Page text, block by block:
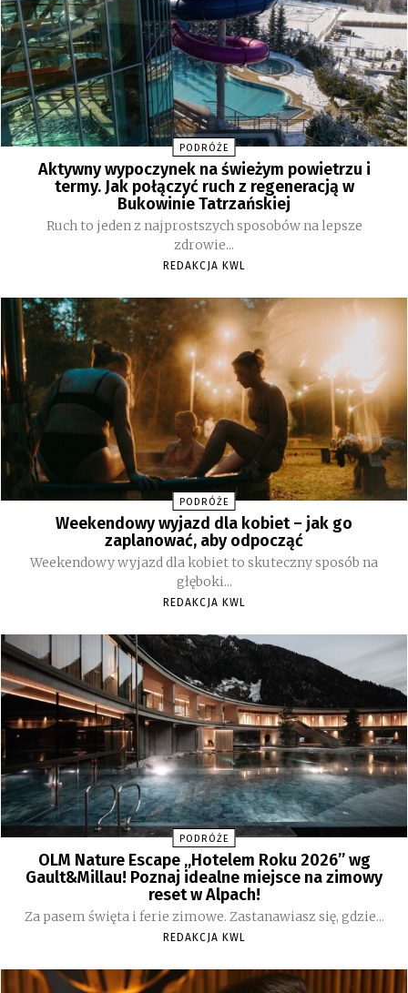
PODRÓŻE
Aktywny wypoczynek na świeżym powietrzu i
termy. Jak połączyć ruch z regeneracją w
Bukowinie Tatrzańskiej
Ruch to jeden z najprostszych sposobów na lepsze
zdrowie...
REDAKCJA KWL
PODRÓŻE
Weekendowy wyjazd dla kobiet – jak go
zaplanować, aby odpocząć
Weekendowy wyjazd dla kobiet to skuteczny sposób na
głęboki...
REDAKCJA KWL
PODRÓŻE
OLM Nature Escape „Hotelem Roku 2026” wg
Gault&Millau! Poznaj idealne miejsce na zimowy
reset w Alpach!
Za pasem święta i ferie zimowe. Zastanawiasz się, gdzie...
REDAKCJA KWL